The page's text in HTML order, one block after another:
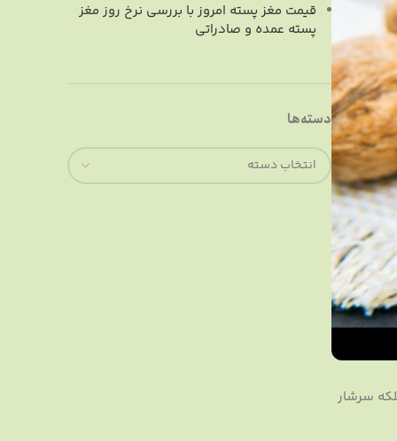
سرشار
قیمت مغز پسته امروز با بررسی نرخ روز مغز
پسته عمده و صادراتی
دسته‌ها